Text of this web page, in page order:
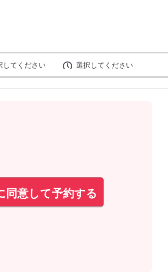
してください 選択してください
同意して予約する